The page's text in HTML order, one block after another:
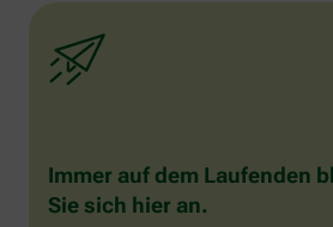
Immer auf dem Laufenden
Sie sich hier an.